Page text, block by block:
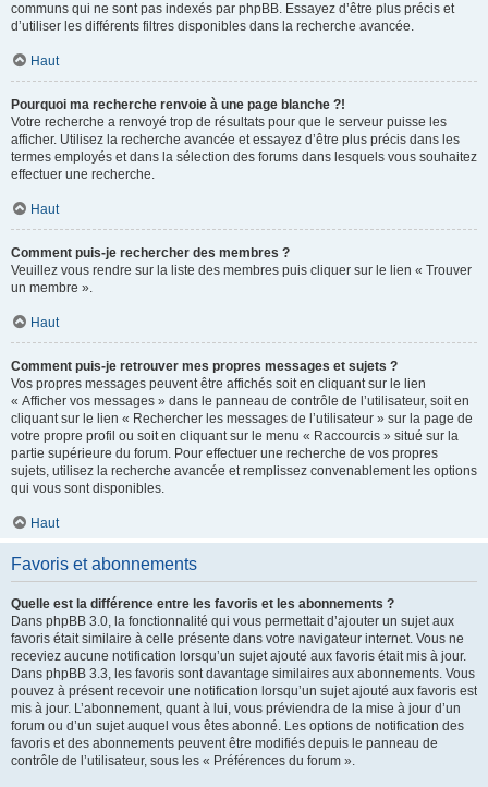
communs qui ne sont pas indexés par phpBB. Essayez d’être plus précis et
d’utiliser les différents filtres disponibles dans la recherche avancée.
Haut
Pourquoi ma recherche renvoie à une page blanche ?!
Votre recherche a renvoyé trop de résultats pour que le serveur puisse les
afficher. Utilisez la recherche avancée et essayez d’être plus précis dans les
termes employés et dans la sélection des forums dans lesquels vous souhaitez
effectuer une recherche.
Haut
Comment puis-je rechercher des membres ?
Veuillez vous rendre sur la liste des membres puis cliquer sur le lien « Trouver
un membre ».
Haut
Comment puis-je retrouver mes propres messages et sujets ?
Vos propres messages peuvent être affichés soit en cliquant sur le lien
« Afficher vos messages » dans le panneau de contrôle de l’utilisateur, soit en
cliquant sur le lien « Rechercher les messages de l’utilisateur » sur la page de
votre propre profil ou soit en cliquant sur le menu « Raccourcis » situé sur la
partie supérieure du forum. Pour effectuer une recherche de vos propres
sujets, utilisez la recherche avancée et remplissez convenablement les options
qui vous sont disponibles.
Haut
Favoris et abonnements
Quelle est la différence entre les favoris et les abonnements ?
Dans phpBB 3.0, la fonctionnalité qui vous permettait d’ajouter un sujet aux
favoris était similaire à celle présente dans votre navigateur internet. Vous ne
receviez aucune notification lorsqu’un sujet ajouté aux favoris était mis à jour.
Dans phpBB 3.3, les favoris sont davantage similaires aux abonnements. Vous
pouvez à présent recevoir une notification lorsqu’un sujet ajouté aux favoris est
mis à jour. L’abonnement, quant à lui, vous préviendra de la mise à jour d’un
forum ou d’un sujet auquel vous êtes abonné. Les options de notification des
favoris et des abonnements peuvent être modifiés depuis le panneau de
contrôle de l’utilisateur, sous les « Préférences du forum ».